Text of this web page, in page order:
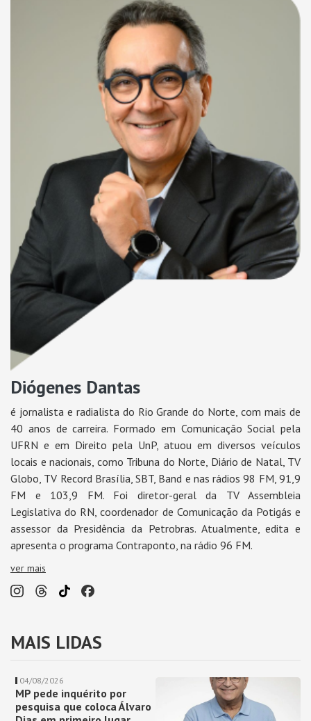
Diógenes Dantas
é jornalista e radialista do Rio Grande do Norte, com mais de
40 anos de carreira. Formado em Comunicação Social pela
UFRN e em Direito pela UnP, atuou em diversos veículos
locais e nacionais, como Tribuna do Norte, Diário de Natal, TV
Globo, TV Record Brasília, SBT, Band e nas rádios 98 FM, 91,9
FM e 103,9 FM. Foi diretor-geral da TV Assembleia
Legislativa do RN, coordenador de Comunicação da Potigás e
assessor da Presidência da Petrobras. Atualmente, edita e
apresenta o programa Contraponto, na rádio 96 FM.
ver mais
MAIS LIDAS
04/08/2026
MP pede inquérito por
pesquisa que coloca Álvaro